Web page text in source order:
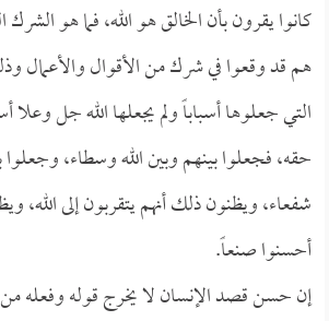
كانوا يقرون بأن الخالق هو الله، فما هو
هم قد وقعوا في شرك من الأقوال والأعمال
التي جعلوها أسباباً ولم يجعلها الله جل وعلا
حقه، فجعلوا بينهم وبين الله وسطاء، وجعلوا
شفعاء، ويظنون ذلك أنهم يتقربون إلى الله،
أحسنوا صنعاً.
إن حسن قصد الإنسان لا يخرج قوله وفعله